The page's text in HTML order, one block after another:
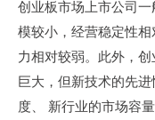
创业板市场上市公司
模较小，经营稳定性
力相对较弱。此外，
巨大，但新技术的先
度、 新行业的市场容